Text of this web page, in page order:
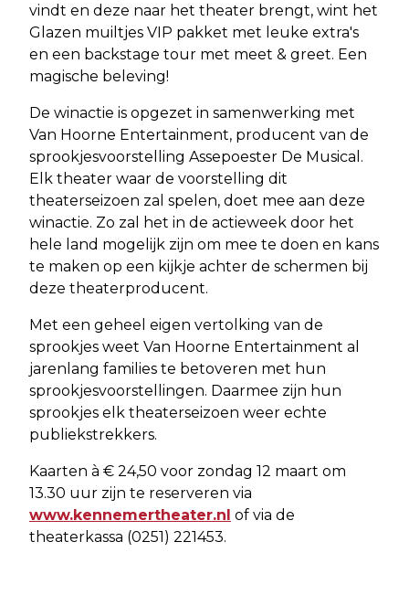
vindt en deze naar het theater brengt, wint het
Glazen muiltjes VIP pakket met leuke extra's
en een backstage tour met meet & greet. Een
magische beleving!
De winactie is opgezet in samenwerking met
Van Hoorne Entertainment, producent van de
sprookjesvoorstelling Assepoester De Musical.
Elk theater waar de voorstelling dit
theaterseizoen zal spelen, doet mee aan deze
winactie. Zo zal het in de actieweek door het
hele land mogelijk zijn om mee te doen en kans
te maken op een kijkje achter de schermen bij
deze theaterproducent.
Met een geheel eigen vertolking van de
sprookjes weet Van Hoorne Entertainment al
jarenlang families te betoveren met hun
sprookjesvoorstellingen. Daarmee zijn hun
sprookjes elk theaterseizoen weer echte
publiekstrekkers.
Kaarten à € 24,50 voor zondag 12 maart om
13.30 uur zijn te reserveren via
www.kennemertheater.nl of via de
theaterkassa (0251) 221453.